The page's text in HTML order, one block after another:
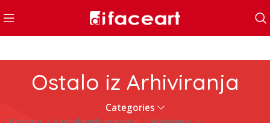
Ostalo iz Arhiviranja
Categories